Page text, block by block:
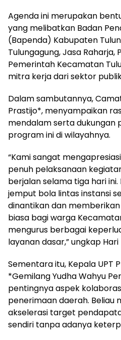
Agenda ini merupakan
yang melibatkan Badan
(Bapenda) Kabupaten
Tulungagung, Jasa Raharja,
Pemerintah Kecamatan
mitra kerja dari sektor
Dalam sambutannya,
Prastijo*, menyampaikan
mendalam serta dukungan
program ini di wilayahnya.
“Kami sangat
penuh pelaksanaan
berjalan selama tiga hari
jemput bola lintas instansi
dinantikan dan
biasa bagi warga
mengurus berbagai
layanan dasar,” ungkap Hari
Sementara itu, Kepala UPT
*Gemilang Yudha Wahyu
pentingnya aspek
penerimaan daerah. Beliau
akselerasi target
sendiri tanpa adanya